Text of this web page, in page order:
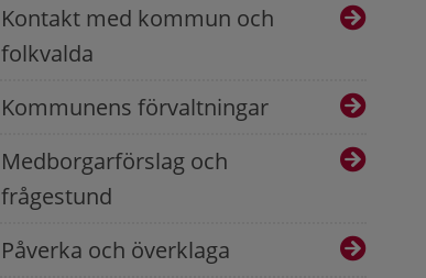
Kontakt med kommun och
folkvalda
Kommunens förvaltningar
Medborgarförslag och
frågestund
Påverka och överklaga